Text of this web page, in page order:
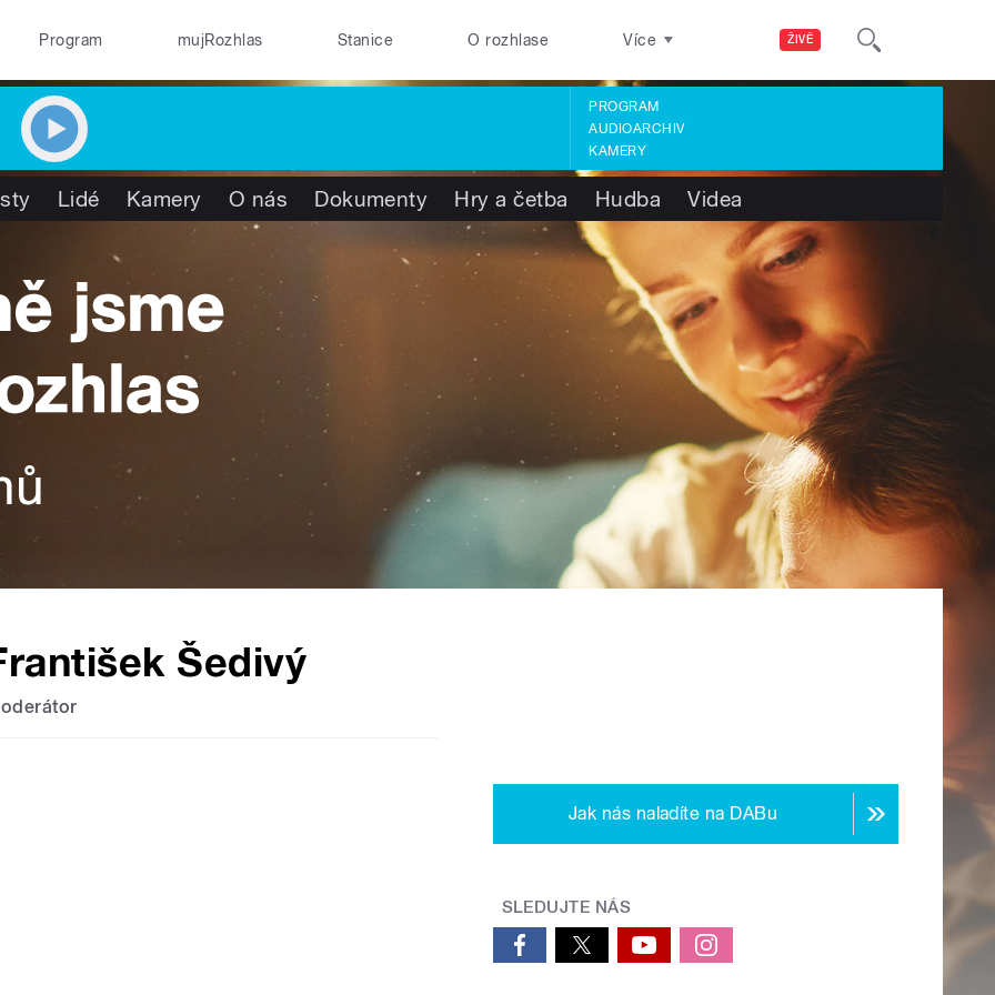
ŽIVĚ
Program mujRozhlas Stanice O rozhlase Více
PROGRAM
AUDIOARCHIV
KAMERY
Lidé Kamery O nás Dokumenty Hry a četba Hudba Videa
Šedivý
Jak nás naladíte na DABu
SLEDUJTE NÁS